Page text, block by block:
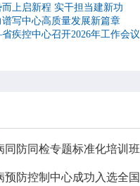
上启新程 实干担当建新功
谱写中心高质量发展新篇章
疾控中心召开2026年工作会议